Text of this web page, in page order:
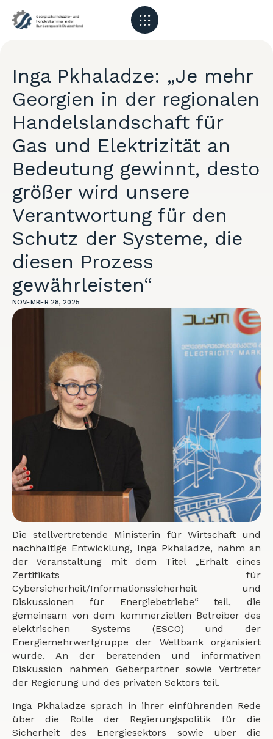
Inga Pkhaladze: „Je mehr
Georgien in der regionalen
Handelslandschaft für
Gas und Elektrizität an
Bedeutung gewinnt, desto
größer wird unsere
Verantwortung für den
Schutz der Systeme, die
diesen Prozess
gewährleisten“
NOVEMBER 28, 2025
Die stellvertretende Ministerin für Wirtschaft und
nachhaltige Entwicklung, Inga Pkhaladze, nahm an
der Veranstaltung mit dem Titel „Erhalt eines
Zertifikats für
Cybersicherheit/Informationssicherheit und
Diskussionen für Energiebetriebe“ teil, die
gemeinsam von dem kommerziellen Betreiber des
elektrischen Systems (ESCO) und der
Energiemehrwertgruppe der Weltbank organisiert
wurde. An der beratenden und informativen
Diskussion nahmen Geberpartner sowie Vertreter
der Regierung und des privaten Sektors teil.
Inga Pkhaladze sprach in ihrer einführenden Rede
über die Rolle der Regierungspolitik für die
Sicherheit des Energiesektors sowie über die